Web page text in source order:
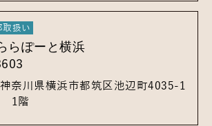
らぽーと横浜
神奈川県横浜市都筑区池辺町4035-1
1階